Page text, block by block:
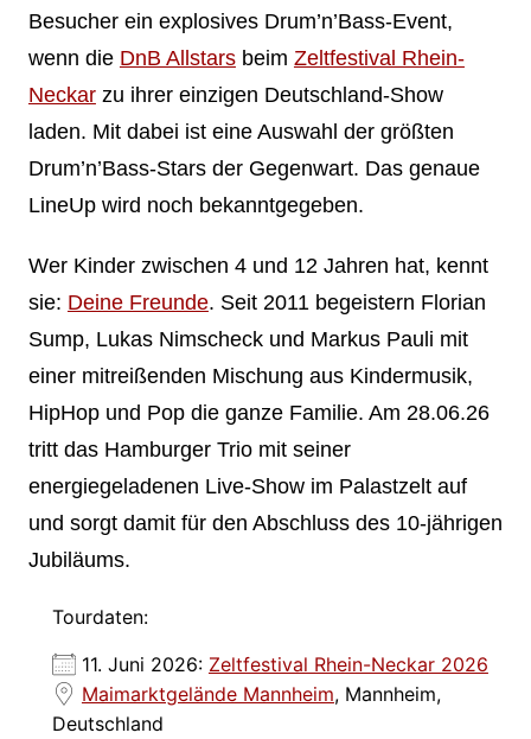
Besucher ein explosives Drum’n’Bass-Event,
wenn die DnB Allstarsbeim Zeltfestival Rhein-
Neckarzu ihrer einzigen Deutschland-Show
laden. Mit dabei ist eine Auswahl der größten
Drum’n’Bass-Stars der Gegenwart. Das genaue
LineUp wird noch bekanntgegeben.
Wer Kinder zwischen 4 und 12 Jahren hat, kennt
sie: Deine Freunde. Seit 2011 begeistern Florian
Sump, Lukas Nimscheck und Markus Pauli mit
einer mitreißenden Mischung aus Kindermusik,
HipHop und Pop die ganze Familie. Am 28.06.26
tritt das Hamburger Trio mit seiner
energiegeladenen Live-Show im Palastzelt auf
und sorgt damit für den Abschluss des 10-jährigen
Jubiläums.
Tourdaten:
11. Juni 2026: Zeltfestival Rhein-Neckar 2026
Maimarktgelände Mannheim, Mannheim,
Deutschland